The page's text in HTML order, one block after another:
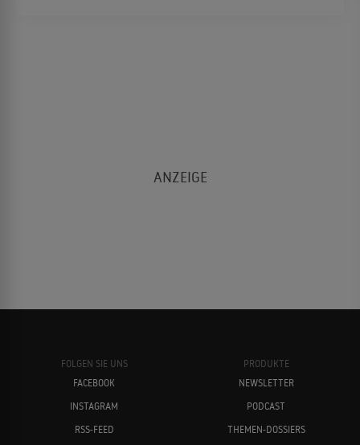
FOLGEN SIE UNS
FACEBOOK
INSTAGRAM
RSS-FEED
PRODUKTE
NEWSLETTER
PODCAST
THEMEN-DOSSIERS